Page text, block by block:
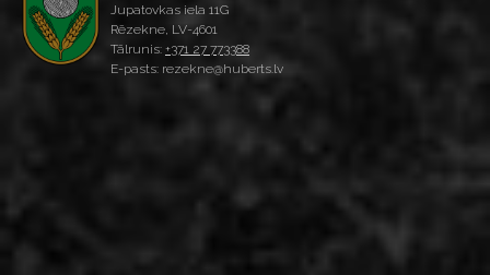
Jupatovkas iela 11G
Rēzekne, LV-4601
Tālrunis: +371 27 773388
E-pasts: rezekne@huberts.lv